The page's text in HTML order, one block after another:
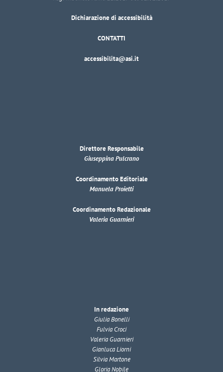
Dichiarazione di accessibilità
CONTATTI
accessibilita@asi.it
Direttore Responsabile
Giuseppina Pulcrano
Coordinamento Editoriale
Manuela Proietti
Coordinamento Redazionale
Valeria Guarnieri
In redazione
Giulia Bonelli
Fulvia Croci
Valeria Guarnieri
Gianluca Liorni
Silvia Martone
Gloria Nobile